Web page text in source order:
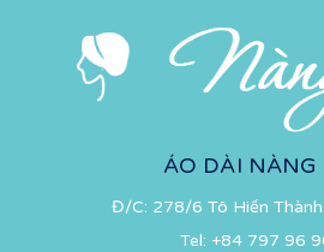
ÁO DÀI NÀNG
Đ/C: 278/6 Tô Hiến
Tel: +84 797 96